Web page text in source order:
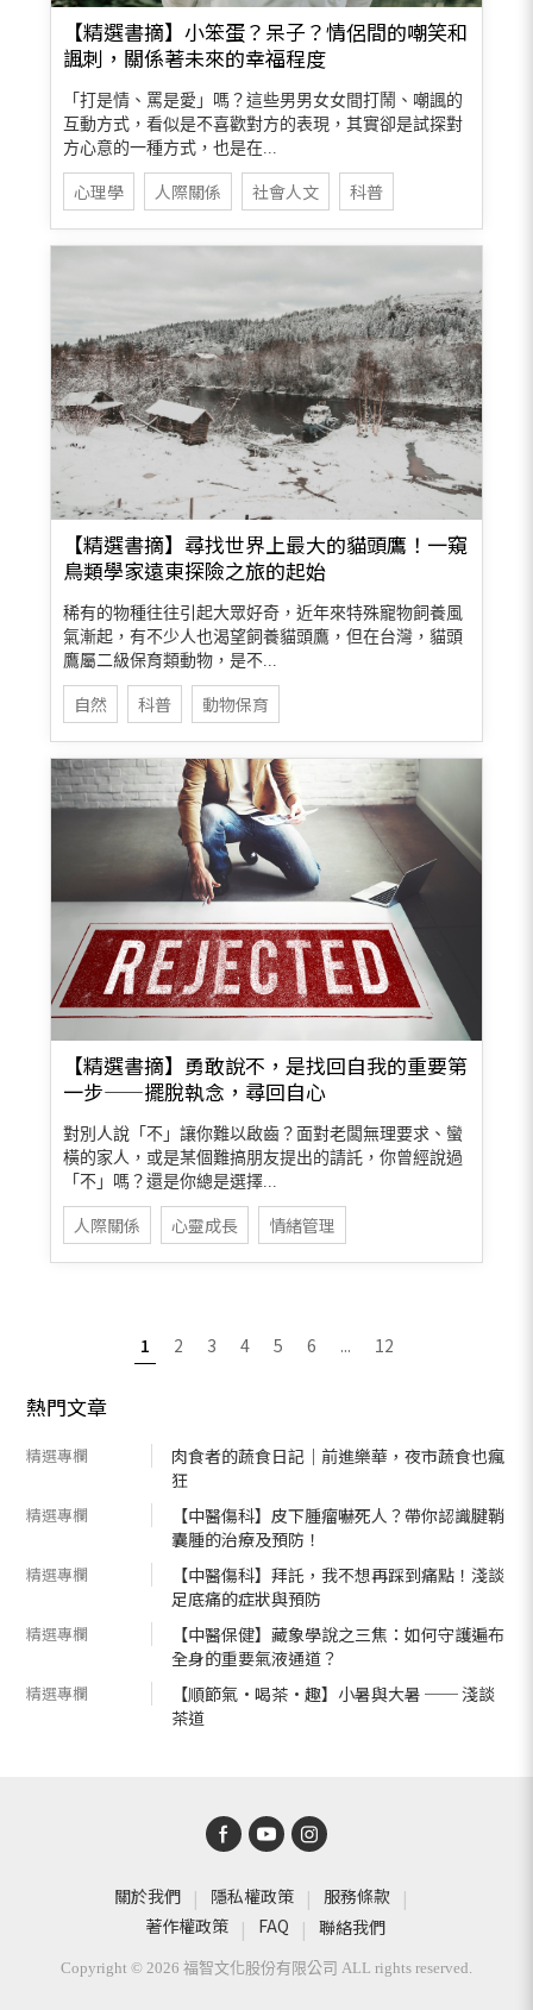
【精選書摘】小笨蛋？呆子？情侶間的嘲笑和
諷刺，關係著未來的幸福程度
「打是情、罵是愛」嗎？這些男男女女間打鬧、嘲諷的
互動方式，看似是不喜歡對方的表現，其實卻是試探對
方心意的一種方式，也是在...
心理學 人際關係 社會人文 科普
【精選書摘】尋找世界上最大的貓頭鷹！一窺
鳥類學家遠東探險之旅的起始
稀有的物種往往引起大眾好奇，近年來特殊寵物飼養風
氣漸起，有不少人也渴望飼養貓頭鷹，但在台灣，貓頭
鷹屬二級保育類動物，是不...
自然 科普 動物保育
【精選書摘】勇敢說不，是找回自我的重要第
一步——擺脫執念，尋回自心
對別人說「不」讓你難以啟齒？面對老闆無理要求、蠻
橫的家人，或是某個難搞朋友提出的請託，你曾經說過
「不」嗎？還是你總是選擇...
人際關係 心靈成長 情緒管理
1 2 3 4 5 6 ... 12
熱門文章
精選專欄
肉食者的蔬食日記｜前進樂華，夜市蔬食也瘋
狂
精選專欄
【中醫傷科】皮下腫瘤嚇死人？帶你認識腱鞘
囊腫的治療及預防！
精選專欄
【中醫傷科】拜託，我不想再踩到痛點！淺談
足底痛的症狀與預防
精選專欄
【中醫保健】藏象學說之三焦：如何守護遍布
全身的重要氣液通道？
精選專欄
【順節氣•喝茶•趣】小暑與大暑 ── 淺談
茶道
關於我們 隱私權政策
服務條款
著作權政策
FAQ 聯絡我們
Copyright © 2026 福智文化股份有限公司 ALL rights reserved.